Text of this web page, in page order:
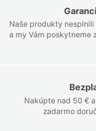
Naše produkty nesplnili
a my Vám poskytneme
Nakúpte nad 50 €
zadarmo